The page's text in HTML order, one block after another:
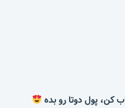
کن، پول دوتا رو بده